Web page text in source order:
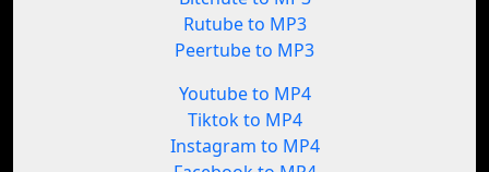
Rutube to MP3
Peertube to MP3
Youtube to MP4
Tiktok to MP4
Instagram to MP4